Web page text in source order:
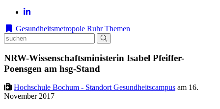
Gesundheitsmetropole Ruhr Themen
NRW-Wissenschaftsministerin Isabel Pfeiffer-
Poensgen am hsg-Stand
Hochschule Bochum - Standort Gesundheitscampus am 16.
November 2017